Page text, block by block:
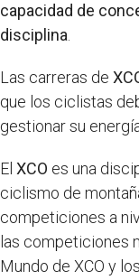
capacidad de
disciplina
Las carreras de
que los ciclistas
gestionar su
El XCO es una
ciclismo de
competiciones a
las competiciones
Mundo de XCO y